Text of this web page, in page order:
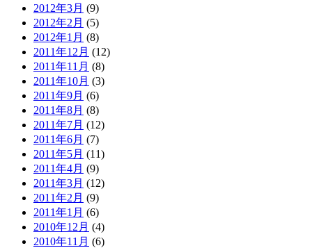
2012年3月 (9)
2012年2月 (5)
2012年1月 (8)
2011年12月 (12)
2011年11月 (8)
2011年10月 (3)
2011年9月 (6)
2011年8月 (8)
2011年7月 (12)
2011年6月 (7)
2011年5月 (11)
2011年4月 (9)
2011年3月 (12)
2011年2月 (9)
2011年1月 (6)
2010年12月 (4)
2010年11月 (6)